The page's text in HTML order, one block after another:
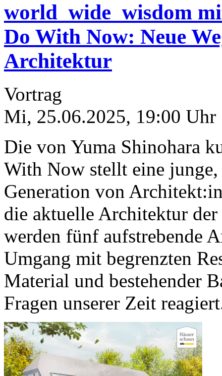
world_wide_wisdom
Do With Now: Neue
Architektur
Vortrag
Mi, 25.06.2025, 19:00 Uhr
Die von Yuma Shinohara
With Now stellt eine
Generation von
die aktuelle Architektur
werden fünf aufstrebende
Umgang mit begrenzten
Material und bestehender
Fragen unserer Zeit